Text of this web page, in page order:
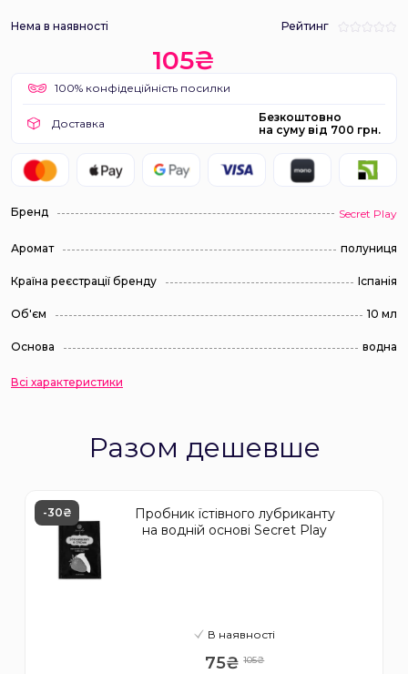
Нема в наявності Рейтинг
105₴
100% конфідеційність посилки
Доставка
Безкоштовно
на суму від 700 грн.
Бренд Secret Play
Аромат полуниця
Країна реєстрації бренду Іспанія
Об'єм 10 мл
Основа водна
Всі характеристики
Разом дешевше
-30₴
Пробник їстівного лубриканту
на водній основі Secret Play
В наявності
105₴
75₴